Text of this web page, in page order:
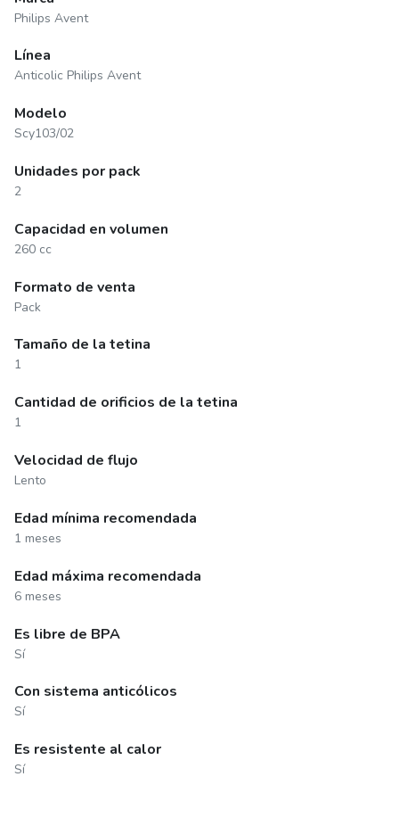
Philips Avent
Línea
Anticolic Philips Avent
Modelo
Scy103/02
Unidades por pack
2
Capacidad en volumen
260 cc
Formato de venta
Pack
Tamaño de la tetina
1
Cantidad de orificios de la tetina
1
Velocidad de flujo
Lento
Edad mínima recomendada
1 meses
Edad máxima recomendada
6 meses
Es libre de BPA
Sí
Con sistema anticólicos
Sí
Es resistente al calor
Sí